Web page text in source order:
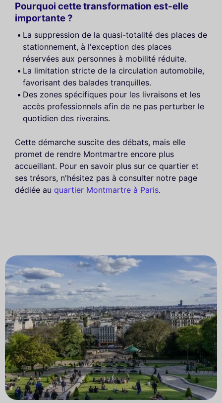
Pourquoi cette transformation est-elle
importante ?
La suppression de la quasi-totalité des places de
stationnement, à l'exception des places
réservées aux personnes à mobilité réduite.
La limitation stricte de la circulation automobile,
favorisant des balades tranquilles.
Des zones spécifiques pour les livraisons et les
accès professionnels afin de ne pas perturber le
quotidien des riverains.
Cette démarche suscite des débats, mais elle
promet de rendre Montmartre encore plus
accueillant. Pour en savoir plus sur ce quartier et
ses trésors, n'hésitez pas à consulter notre page
dédiée au quartier Montmartre à Paris.